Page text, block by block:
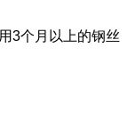
3个月以上的钢丝